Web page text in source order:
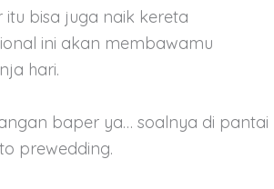
bisa juga naik kereta
ini akan membawamu
hari.
baper ya… soalnya di pantai
prewedding.